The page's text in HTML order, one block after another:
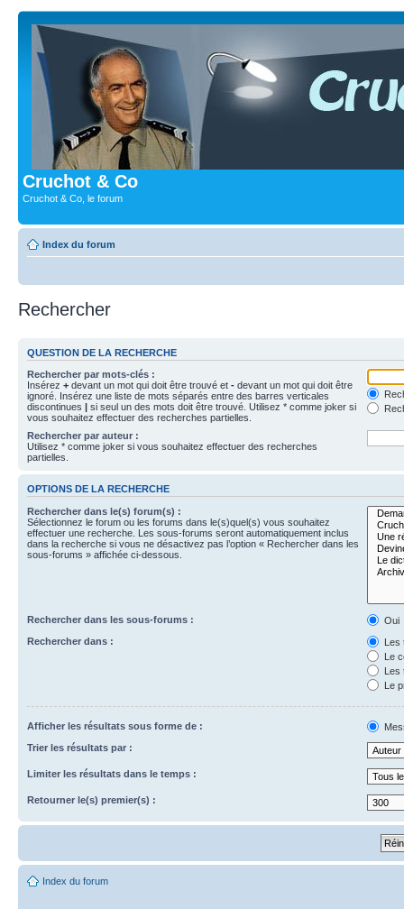
Cruchot & Co
Cruchot & Co, le forum
Index du forum
Rechercher
QUESTION DE LA RECHERCHE
Rechercher par mots-clés :
Insérez + devant un mot qui doit être trouvé et - devant un mot qui doit être
ignoré. Insérez une liste de mots séparés entre des barres verticales
discontinues | si seul un des mots doit être trouvé. Utilisez * comme joker si
vous souhaitez effectuer des recherches partielles.
Rechercher par auteur :
Utilisez * comme joker si vous souhaitez effectuer des recherches
partielles.
OPTIONS DE LA RECHERCHE
Rechercher dans le(s) forum(s) :
Sélectionnez le forum ou les forums dans le(s)quel(s) vous souhaitez
effectuer une recherche. Les sous-forums seront automatiquement inclus
dans la recherche si vous ne désactivez pas l’option « Rechercher dans les
sous-forums » affichée ci-dessous.
Rechercher dans les sous-forums :
Oui
Rechercher dans :
Les
Le
Les
Le
Afficher les résultats sous forme de :
Trier les résultats par :
Limiter les résultats dans le temps :
Retourner le(s) premier(s) :
Index du forum